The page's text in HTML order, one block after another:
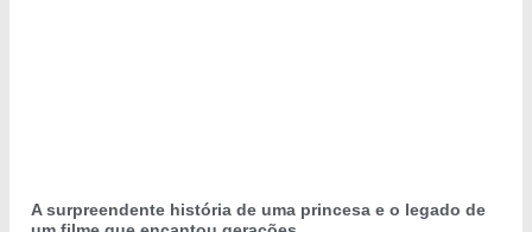
A surpreendente história de uma princesa e o legado de